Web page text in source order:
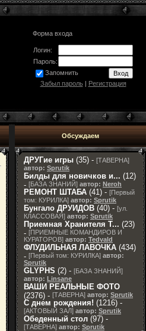
Форма входа
Логин:
Пароль:
Запомнить
Забыл пароль| Регистрация
Обсуждаем
ДРУГие игры (35) - [ТАВЕРНА]
автор: Sprutik
Билды для новичков и... (12)
- [БАЗА ЗНАНИЙ] автор: Neroh
РЕМОНТ ШТАБА (41) - [Первый
том: КУРИЛКА] автор: Sprutik
Бунгало ДРУИДОВ (40) - [ул.
КЛАССОВАЯ] автор: Sprutik
Приемная Хранителя T... (23)
- [ПРИЕМНЫЕ КОМАНДИРОВ И
КУРАТОРОВ] автор: Tedvald
ФЛУДИЛЬНАЯ ЛАВОЧКА (434)
- [Первый том: КУРИЛКА] автор:
Sprutik
GLYPHS (2) - [БАЗА ЗНАНИЙ]
автор: Linsane
ВАШИ РЕАЛЬНЫЕ ФОТО
(2376) - [ТАВЕРНА] автор: Sprutik
С днем рождения! (1216) -
[АКТОВЫЙ ЗАЛ] автор: Sprutik
Обеденный стол (97) -
[ТАВЕРНА] автор: Sprutik